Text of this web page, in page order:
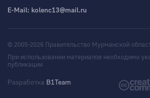
E-Mail: kolenc13@mail.ru
© 2005-2026 Правительство Мурманской
При использовании материалов необходимо
публикации
Разработка B1Team